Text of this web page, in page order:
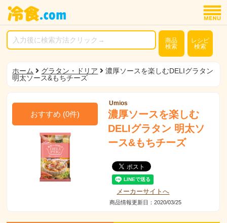
商品
検索
レシピ
検索
ホーム グラタン・ドリア
濃厚ソースを楽しむDELIグラタン
明太ソース&もちチーズ
おすすめ (0件)
Umios
濃厚ソースを楽しむ
DELIグラタン 明太ソ
ース&もちチーズ
メーカーサイトへ
商品情報更新日：2020/03/25